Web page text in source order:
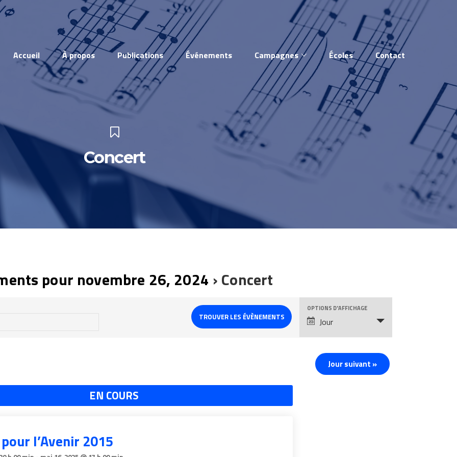
Accueil À propos Publications Événements Campagnes Écoles Contact
Concert
pour novembre 26, 2024 › Concert
Évènement
Navigation
OPTIONS D'AFFICHAGE
Jour
Jour suivant »
EN COURS
l’Avenir 2015